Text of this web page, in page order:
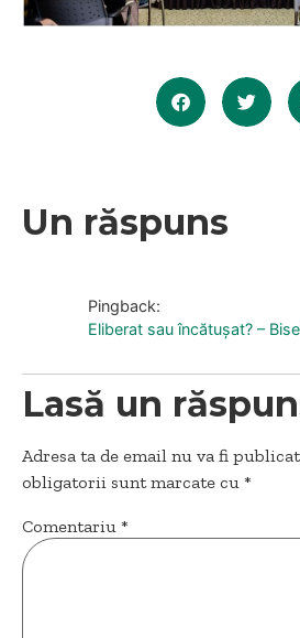
Un răspuns
Pingback:
Eliberat sau încătușat? –
Lasă un
Adresa ta de email nu va fi
obligatorii sunt marcate cu *
Comentariu *